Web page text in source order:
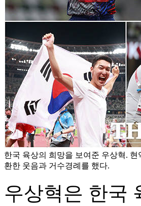
한국 육상의 희망을 보여준 우상혁.
환한 웃음과 거수경례를 했다.
우상혁은 한국